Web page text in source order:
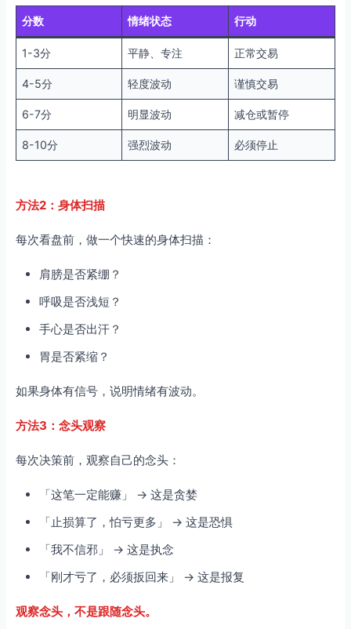
分数 情绪状态 行动
1-3分 平静、专注 正常交易
4-5分 轻度波动 谨慎交易
6-7分 明显波动 减仓或暂停
8-10分 强烈波动 必须停止
方法2：身体扫描
每次看盘前，做一个快速的身体扫描：
肩膀是否紧绷？
呼吸是否浅短？
手心是否出汗？
胃是否紧缩？
如果身体有信号，说明情绪有波动。
方法3：念头观察
每次决策前，观察自己的念头：
「这笔一定能赚」 → 这是贪婪
「止损算了，怕亏更多」 → 这是恐惧
「我不信邪」 → 这是执念
「刚才亏了，必须扳回来」 → 这是报复
观察念头，不是跟随念头。